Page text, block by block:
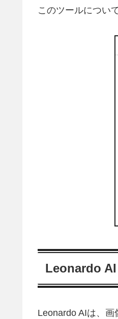
このツールについ
Leonardo
Leonardo AIは、